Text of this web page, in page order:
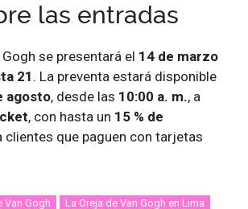
las entradas
se presentará el 14 de marzo
21 . La preventa estará disponible
agosto, desde las 10:00 a. m., a
, con hasta un 15 % de
clientes que paguen con tarjetas
Van Gogh La Oreja de Van Gogh en Lima